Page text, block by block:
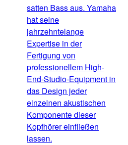
satten Bass aus. Yamaha
hat seine
jahrzehntelange
Expertise in der
Fertigung von
professionellem High-
End-Studio-Equipment in
das Design jeder
einzelnen akustischen
Komponente dieser
Kopfhörer einfließen
lassen.